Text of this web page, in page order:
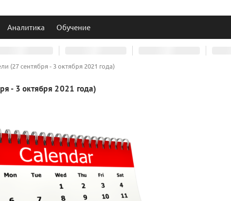
Аналитика Обучение
(27 сентября - 3 октября 2021 года)
- 3 октября 2021 года)